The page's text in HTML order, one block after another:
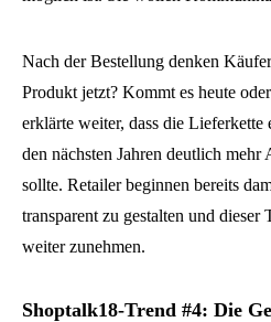
Nach der Bestellung denken
Produkt jetzt? Kommt es heute
erklärte weiter, dass die
den nächsten Jahren deutlich
sollte. Retailer beginnen bereits
transparent zu gestalten und
weiter zunehmen.
Shoptalk18-Trend #4: Die